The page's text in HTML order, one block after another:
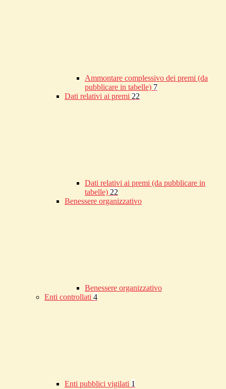
Ammontare complessivo dei premi (da
pubblicare in tabelle) 7
Dati relativi ai premi 22
Dati relativi ai premi (da pubblicare in
tabelle) 22
Benessere organizzativo
Benessere organizzativo
Enti controllati 4
Enti pubblici vigilati 1